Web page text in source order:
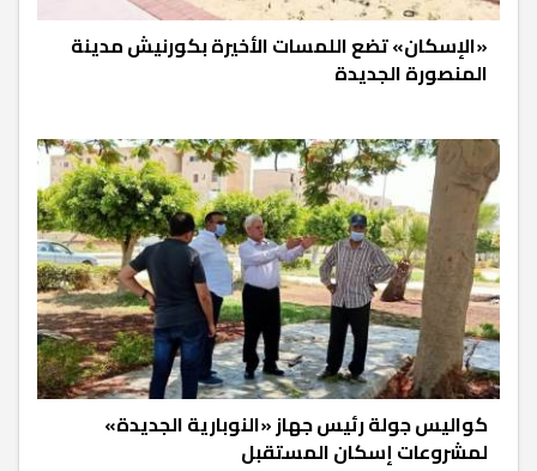
«الإسكان» تضع اللمسات الأخيرة بكورنيش مدينة
المنصورة الجديدة
كواليس جولة رئيس جهاز «النوبارية الجديدة»
لمشروعات إسكان المستقبل